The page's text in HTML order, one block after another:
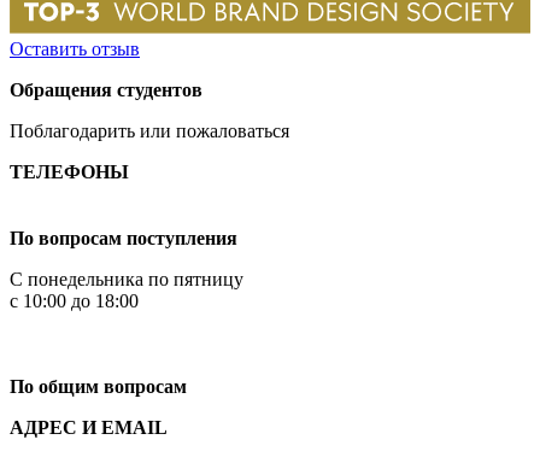
Оставить отзыв
Обращения студентов
Поблагодарить или пожаловаться
ТЕЛЕФОНЫ
По вопросам поступления
С понедельника по пятницу
с 10:00 до 18:00
По общим вопросам
АДРЕС И EMAIL